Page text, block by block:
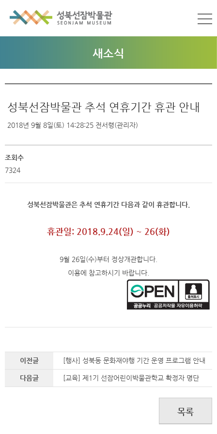
새소식
성북선잠박물관 추석 연휴기간 휴관 안내
2018년 9월 8일(토) 14:28:25 전서령(관리자)
조회수
7324
성북선잠박물관은 추석 연휴기간 다음과 같이 휴관합니다.
휴관일: 2018.9.24(일) ~ 26(화)
9월 26일(수)부터 정상개관합니다.
이용에 참고하시기 바랍니다.
이전글 [행사] 성북동 문화재야행 기간 운영 프로그램 안내
다음글 [교육] 제1기 선잠어린이박물관학교 확정자 명단
목록